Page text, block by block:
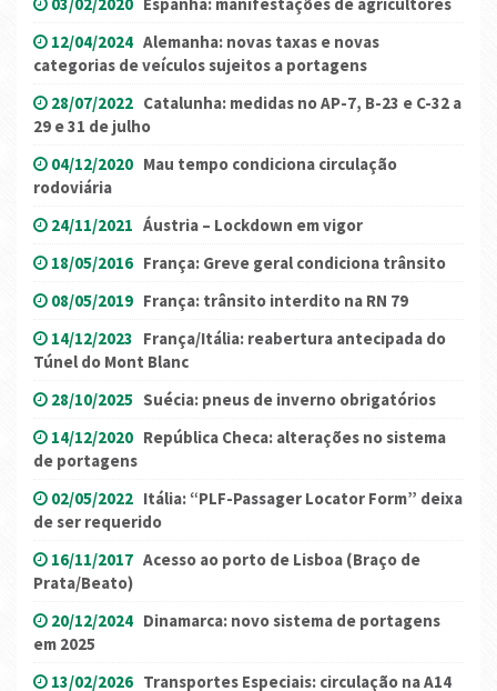
12/04/2024 Alemanha: novas taxas e novas
categorias de veículos sujeitos a portagens
28/07/2022 Catalunha: medidas no AP-7, B-23 e C-32 a
29 e 31 de julho
04/12/2020 Mau tempo condiciona circulação
rodoviária
24/11/2021 Áustria – Lockdown em vigor
18/05/2016 França: Greve geral condiciona trânsito
08/05/2019 França: trânsito interdito na RN 79
14/12/2023 França/Itália: reabertura antecipada do
Túnel do Mont Blanc
28/10/2025 Suécia: pneus de inverno obrigatórios
14/12/2020 República Checa: alterações no sistema
de portagens
02/05/2022 Itália: “PLF-Passager Locator Form” deixa
de ser requerido
16/11/2017 Acesso ao porto de Lisboa (Braço de
Prata/Beato)
20/12/2024 Dinamarca: novo sistema de portagens
em 2025
13/02/2026 Transportes Especiais: circulação na A14